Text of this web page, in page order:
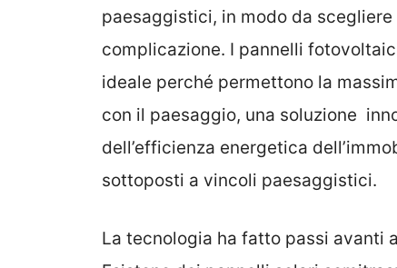
paesaggistici, in modo da
complicazione. I pannelli
ideale perché permettono la
con il paesaggio, una soluzione
dell’efficienza energetica
sottoposti a vincoli paesaggistici.
La tecnologia ha fatto passi avanti